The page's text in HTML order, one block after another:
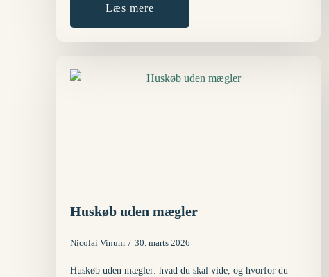
Læs mere
Huskøb uden mægler
Nicolai Vinum 30. marts 2026
Huskøb uden mægler: hvad du skal vide, og hvorfor du